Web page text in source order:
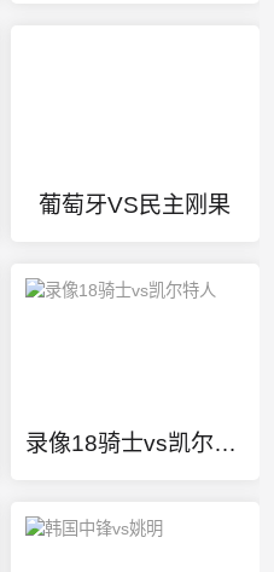
葡萄牙VS民主刚果
录像18骑士vs凯尔特人